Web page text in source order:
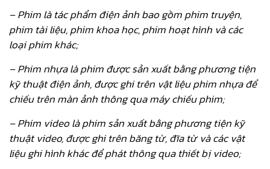
– Phim là tác phẩm điện ảnh bao gồm phim truyện,
phim tài liệu, phim khoa học, phim hoạt hình và các
loại phim khác;
– Phim nhựa là phim được sản xuất bằng phương tiện
kỹ thuật điện ảnh, được ghi trên vật liệu phim nhựa để
chiếu trên màn ảnh thông qua máy chiếu phim;
– Phim video là phim sản xuất bằng phương tiện kỹ
thuật video, được ghi trên băng từ, đĩa từ và các vật
liệu ghi hình khác để phát thông qua thiết bị video;